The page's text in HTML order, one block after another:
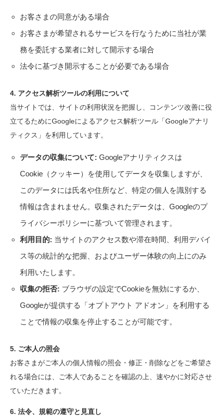
お客さまの同意がある場合
お客さまが希望されるサービスを行なうために当社が業
務を委託する業者に対して開示する場合
法令に基づき開示することが必要である場合
4. アクセス解析ツールの利用について
当サイトでは、サイトの利用状況を把握し、コンテンツ改善に役
立てるためにGoogleによるアクセス解析ツール「Googleアナリ
ティクス」を利用しています。
データの収集について: Googleアナリティクスは
Cookie（クッキー）を使用してデータを収集しますが、
このデータには氏名や住所など、特定の個人を識別する
情報は含まれません。収集されたデータは、Googleのプ
ライバシーポリシーに基づいて管理されます。
利用目的: 当サイトのアクセス数や滞在時間、利用デバイ
ス等の統計的な把握、およびユーザー体験の向上にのみ
利用いたします。
収集の拒否: ブラウザの設定でCookieを無効にするか、
Googleが提供する「オプトアウト アドオン」を利用する
ことで情報の収集を停止することが可能です。
5. ご本人の照会
お客さまがご本人の個人情報の照会・修正・削除などをご希望さ
れる場合には、ご本人であることを確認の上、速やかに対応させ
ていただきます。
6. 法令、規範の遵守と見直し